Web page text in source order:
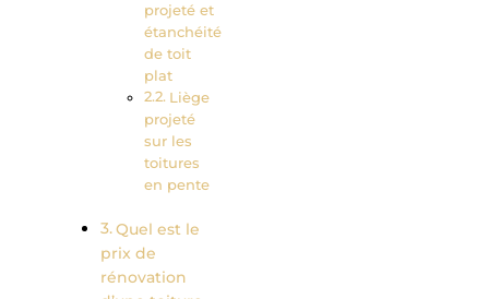
projeté et
étanchéité
de toit
plat
Liège
projeté
sur les
toitures
en pente
Quel est le
prix de
rénovation